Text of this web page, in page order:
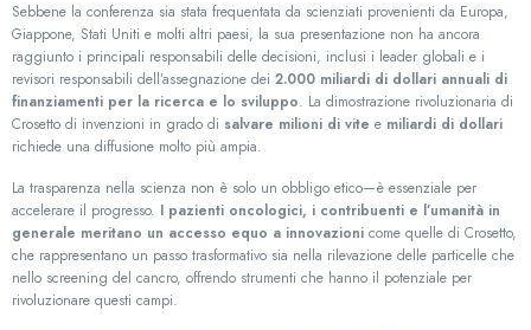
Sebbene la conferenza sia stata frequentata da scienziati provenienti da Europa,
Giappone, Stati Uniti e molti altri paesi, la sua presentazione non ha ancora
raggiunto i principali responsabili delle decisioni, inclusi i leader globali e i
revisori responsabili dell’assegnazione dei 2.000 miliardi di dollari annuali di
finanziamenti per la ricerca e lo sviluppo. La dimostrazione rivoluzionaria di
Crosetto di invenzioni in grado di salvare milioni di vite e miliardi di dollari
richiede una diffusione molto più ampia.
La trasparenza nella scienza non è solo un obbligo etico—è essenziale per
accelerare il progresso. I pazienti oncologici, i contribuenti e l’umanità in
generale meritano un accesso equo a innovazioni come quelle di Crosetto,
che rappresentano un passo trasformativo sia nella rilevazione delle particelle che
nello screening del cancro, offrendo strumenti che hanno il potenziale per
rivoluzionare questi campi.